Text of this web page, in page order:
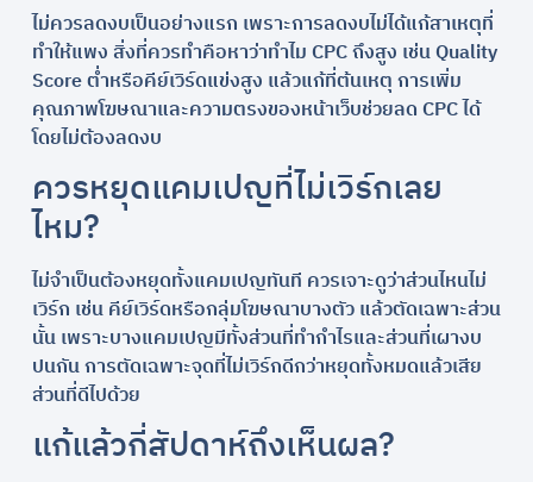
ไม่ควรลดงบเป็นอย่างแรก เพราะการลดงบไม่ได้แก้สาเหตุที่
ทำให้แพง สิ่งที่ควรทำคือหาว่าทำไม CPC ถึงสูง เช่น Quality
Score ต่ำหรือคีย์เวิร์ดแข่งสูง แล้วแก้ที่ต้นเหตุ การเพิ่ม
คุณภาพโฆษณาและความตรงของหน้าเว็บช่วยลด CPC ได้
โดยไม่ต้องลดงบ
ควรหยุดแคมเปญที่ไม่เวิร์กเลย
ไหม?
ไม่จำเป็นต้องหยุดทั้งแคมเปญทันที ควรเจาะดูว่าส่วนไหนไม่
เวิร์ก เช่น คีย์เวิร์ดหรือกลุ่มโฆษณาบางตัว แล้วตัดเฉพาะส่วน
นั้น เพราะบางแคมเปญมีทั้งส่วนที่ทำกำไรและส่วนที่เผางบ
ปนกัน การตัดเฉพาะจุดที่ไม่เวิร์กดีกว่าหยุดทั้งหมดแล้วเสีย
ส่วนที่ดีไปด้วย
แก้แล้วกี่สัปดาห์ถึงเห็นผล?